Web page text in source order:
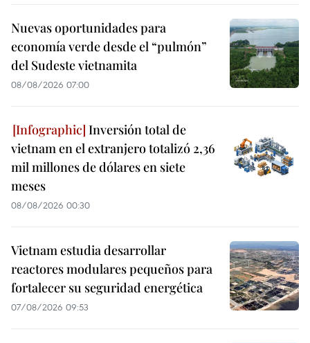
Nuevas oportunidades para
economía verde desde el “pulmón”
del Sudeste vietnamita
08/08/2026 07:00
Inversión total de
vietnam en el extranjero totalizó 2,36
mil millones de dólares en siete
meses
08/08/2026 00:30
Vietnam estudia desarrollar
reactores modulares pequeños para
fortalecer su seguridad energética
07/08/2026 09:53